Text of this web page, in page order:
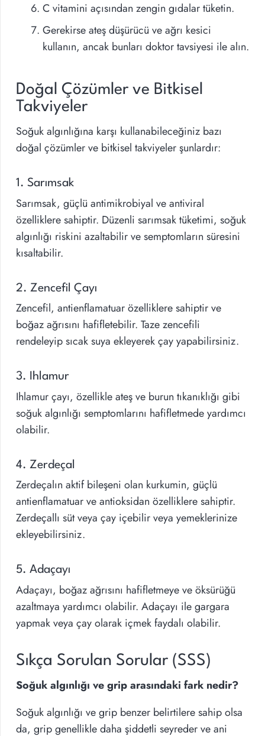
C vitamini açısından zengin gıdalar tüketin.
Gerekirse ateş düşürücü ve ağrı kesici
kullanın, ancak bunları doktor tavsiyesi ile alın.
Doğal Çözümler ve Bitkisel
Takviyeler
Soğuk algınlığına karşı kullanabileceğiniz bazı
doğal çözümler ve bitkisel takviyeler şunlardır:
1. Sarımsak
Sarımsak, güçlü antimikrobiyal ve antiviral
özelliklere sahiptir. Düzenli sarımsak tüketimi, soğuk
algınlığı riskini azaltabilir ve semptomların süresini
kısaltabilir.
2. Zencefil Çayı
Zencefil, antienflamatuar özelliklere sahiptir ve
boğaz ağrısını hafifletebilir. Taze zencefili
rendeleyip sıcak suya ekleyerek çay yapabilirsiniz.
3. Ihlamur
Ihlamur çayı, özellikle ateş ve burun tıkanıklığı gibi
soğuk algınlığı semptomlarını hafifletmede yardımcı
olabilir.
4. Zerdeçal
Zerdeçalın aktif bileşeni olan kurkumin, güçlü
antienflamatuar ve antioksidan özelliklere sahiptir.
Zerdeçallı süt veya çay içebilir veya yemeklerinize
ekleyebilirsiniz.
5. Adaçayı
Adaçayı, boğaz ağrısını hafifletmeye ve öksürüğü
azaltmaya yardımcı olabilir. Adaçayı ile gargara
yapmak veya çay olarak içmek faydalı olabilir.
Sıkça Sorulan Sorular (SSS)
Soğuk algınlığı ve grip arasındaki fark nedir?
Soğuk algınlığı ve grip benzer belirtilere sahip olsa
da, grip genellikle daha şiddetli seyreder ve ani